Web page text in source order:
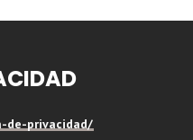
de-privacidad/